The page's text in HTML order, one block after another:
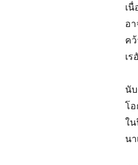
เ
อ
ค
เ
นั
โ
ใน
น